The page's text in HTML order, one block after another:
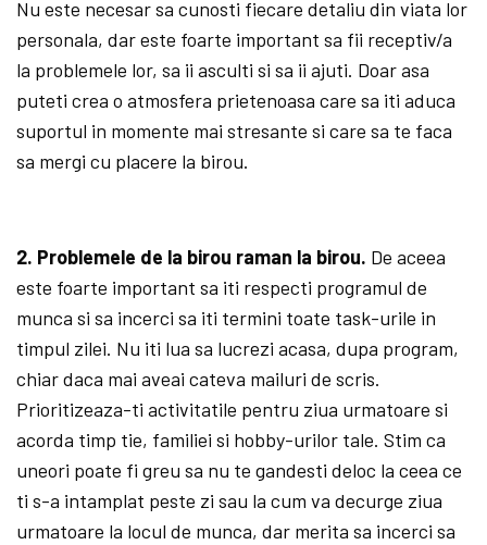
Nu este necesar sa cunosti fiecare detaliu din viata lor
personala, dar este foarte important sa fii receptiv/a
la problemele lor, sa ii asculti si sa ii ajuti. Doar asa
puteti crea o atmosfera prietenoasa care sa iti aduca
suportul in momente mai stresante si care sa te faca
sa mergi cu placere la birou.
2. Problemele de la birou raman la birou. De aceea
este foarte important sa iti respecti programul de
munca si sa incerci sa iti termini toate task-urile in
timpul zilei. Nu iti lua sa lucrezi acasa, dupa program,
chiar daca mai aveai cateva mailuri de scris.
Prioritizeaza-ti activitatile pentru ziua urmatoare si
acorda timp tie, familiei si hobby-urilor tale. Stim ca
uneori poate fi greu sa nu te gandesti deloc la ceea ce
ti s-a intamplat peste zi sau la cum va decurge ziua
urmatoare la locul de munca, dar merita sa incerci sa